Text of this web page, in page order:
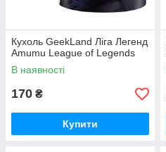
Кухоль GeekLand Ліга Легенд
Amumu League of Legends
В наявності
170 ₴
Купити